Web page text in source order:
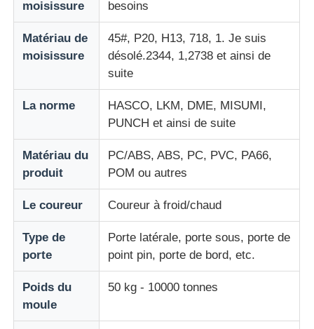
Moule de pièces automobiles en plastique
Moulage par injection des véhicules à moteur
double moulage par injection tiré
moulage par injection médicale
Moulage par injection de l'électronique
Forgeage par injection à haute température
moisissure besoins
Matériau de
moisissure
45#, P20, H13, 718, 1. Je suis
désolé.2344, 1,2738 et ainsi de
suite
La norme
HASCO, LKM, DME, MISUMI,
PUNCH et ainsi de suite
Matériau du
produit
PC/ABS, ABS, PC, PVC, PA66,
POM ou autres
Le coureur Coureur à froid/chaud
Type de
porte
Porte latérale, porte sous, porte de
point pin, porte de bord, etc.
Poids du
moule
50 kg - 10000 tonnes